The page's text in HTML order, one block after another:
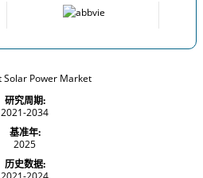
研究周期:
2021-2034
基准年:
2025
历史数据: